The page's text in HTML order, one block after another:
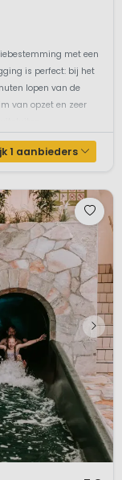
met een
is perfect: bij het
lopen van de
van opzet en zeer
1 aanbieders